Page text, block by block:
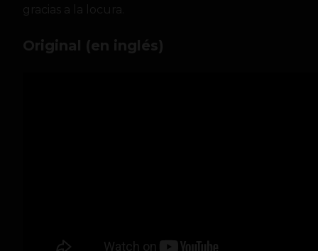
gracias a la locura.
Original (en inglés)